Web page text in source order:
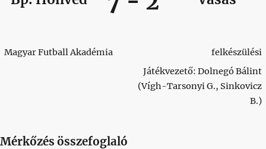
Magyar Futball Akadémia
felkészülési
Játékvezető: Dolnegó Bálint
(Vígh-Tarsonyi G., Sinkovicz
B.)
Mérkőzés összefoglaló